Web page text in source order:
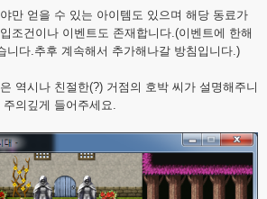
만 얻을 수 있는 아이템도 있으며 해당 동료가
조건이나 이벤트도 존재합니다.(이벤트에 한해
니다.추후 계속해서 추가해나갈 방침입니다.)
역시나 친절한(?) 거점의 호박 씨가 설명해주니
의깊게 들어주세요.